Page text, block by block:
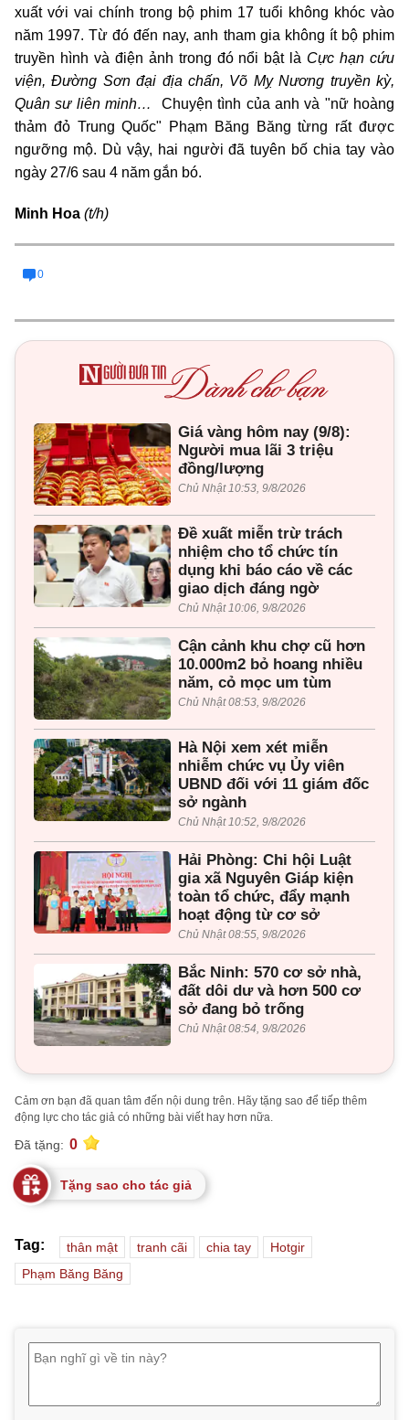
xuất với vai chính trong bộ phim 17 tuổi không khóc vào
năm 1997. Từ đó đến nay, anh tham gia không ít bộ phim
truyền hình và điện ảnh trong đó nổi bật là Cực hạn cứu
viện, Đường Sơn đại địa chấn, Võ Mỵ Nương truyền kỳ,
Quân sư liên minh… Chuyện tình của anh và "nữ hoàng
thảm đỏ Trung Quốc" Phạm Băng Băng từng rất được
ngưỡng mộ. Dù vậy, hai người đã tuyên bố chia tay vào
ngày 27/6 sau 4 năm gắn bó.
Minh Hoa (t/h)
0
Giá vàng hôm nay (9/8):
Người mua lãi 3 triệu
đồng/lượng
Chủ Nhật 10:53, 9/8/2026
Đề xuất miễn trừ trách
nhiệm cho tổ chức tín
dụng khi báo cáo về các
giao dịch đáng ngờ
Chủ Nhật 10:06, 9/8/2026
Cận cảnh khu chợ cũ hơn
10.000m2 bỏ hoang nhiều
năm, cỏ mọc um tùm
Chủ Nhật 08:53, 9/8/2026
Hà Nội xem xét miễn
nhiễm chức vụ Ủy viên
UBND đối với 11 giám đốc
sở ngành
Chủ Nhật 10:52, 9/8/2026
Hải Phòng: Chi hội Luật
gia xã Nguyên Giáp kiện
toàn tổ chức, đẩy mạnh
hoạt động từ cơ sở
Chủ Nhật 08:55, 9/8/2026
Bắc Ninh: 570 cơ sở nhà,
đất dôi dư và hơn 500 cơ
sở đang bỏ trống
Chủ Nhật 08:54, 9/8/2026
Cảm ơn bạn đã quan tâm đến nội dung trên. Hãy tặng sao để tiếp thêm
động lực cho tác giả có những bài viết hay hơn nữa.
Đã tặng: 0
Tặng sao cho tác giả
Tag: thân mật tranh cãi chia tay
Hotgir
Phạm Băng Băng